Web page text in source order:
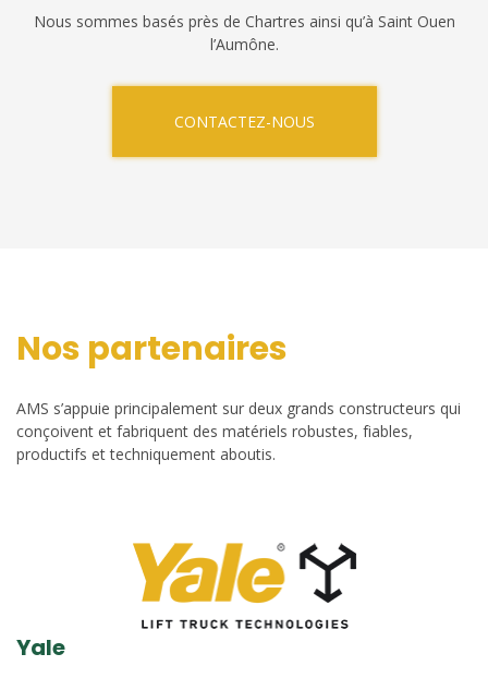
Nous sommes basés près de Chartres ainsi qu’à Saint Ouen
l’Aumône.
CONTACTEZ-NOUS
Nos partenaires
AMS s’appuie principalement sur deux grands constructeurs qui
conçoivent et fabriquent des matériels robustes, fiables,
productifs et techniquement aboutis.
Yale